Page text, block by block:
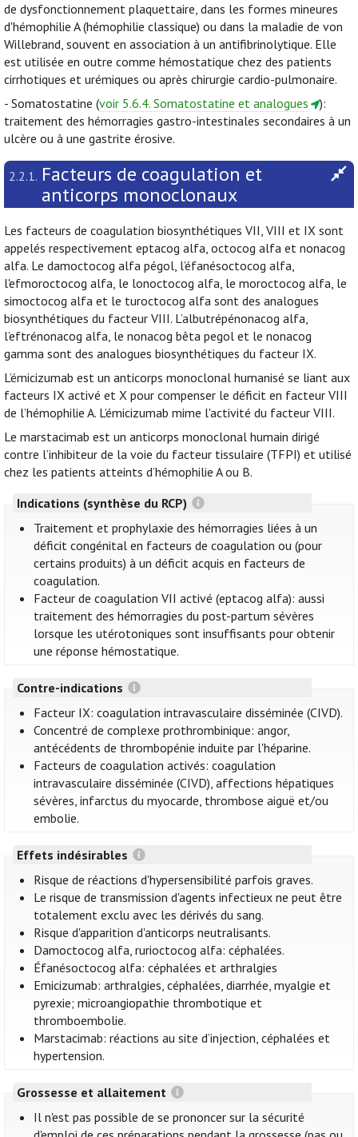
de dysfonctionnement plaquettaire, dans les formes mineures
d'hémophilie A (hémophilie classique) ou dans la maladie de von
Willebrand, souvent en association à un antifibrinolytique. Elle
est utilisée en outre comme hémostatique chez des patients
cirrhotiques et urémiques ou après chirurgie cardio-pulmonaire.
- Somatostatine (voir 5.6.4. Somatostatine et analogues
):
traitement des hémorragies gastro-intestinales secondaires à un
ulcère ou à une gastrite érosive.
2.2.1. Facteurs de coagulation et
anticorps monoclonaux
Les facteurs de coagulation biosynthétiques VII, VIII et IX sont
appelés respectivement eptacog alfa, octocog alfa et nonacog
alfa. Le damoctocog alfa pégol, l’éfanésoctocog alfa,
l'efmoroctocog alfa, le lonoctocog alfa, le moroctocog alfa, le
simoctocog alfa et le turoctocog alfa sont des analogues
biosynthétiques du facteur VIII. L’albutrépénonacog alfa,
l’eftrénonacog alfa, le nonacog bêta pegol et le nonacog
gamma sont des analogues biosynthétiques du facteur IX.
L’émicizumab est un anticorps monoclonal humanisé se liant aux
facteurs IX activé et X pour compenser le déficit en facteur VIII
de l’hémophilie A. L’émicizumab mime l'activité du facteur VIII.
Le marstacimab est un anticorps monoclonal humain dirigé
contre l’inhibiteur de la voie du facteur tissulaire (TFPI) et utilisé
chez les patients atteints d’hémophilie A ou B.
Indications (synthèse du RCP)
Traitement et prophylaxie des hémorragies liées à un
déficit congénital en facteurs de coagulation ou (pour
certains produits) à un déficit acquis en facteurs de
coagulation.
Facteur de coagulation VII activé (eptacog alfa): aussi
traitement des hémorragies du post-partum sévères
lorsque les utérotoniques sont insuffisants pour obtenir
une réponse hémostatique.
Contre-indications
Facteur IX: coagulation intravasculaire disséminée (CIVD).
Concentré de complexe prothrombinique: angor,
antécédents de thrombopénie induite par l'héparine.
Facteurs de coagulation activés: coagulation
intravasculaire disséminée (CIVD), affections hépatiques
sévères, infarctus du myocarde, thrombose aiguë et/ou
embolie.
Effets indésirables
Risque de réactions d'hypersensibilité parfois graves.
Le risque de transmission d'agents infectieux ne peut être
totalement exclu avec les dérivés du sang.
Risque d'apparition d'anticorps neutralisants.
Damoctocog alfa, rurioctocog alfa: céphalées.
Éfanésoctocog alfa: céphalées et arthralgies
Emicizumab: arthralgies, céphalées, diarrhée, myalgie et
pyrexie; microangiopathie thrombotique et
thromboembolie.
Marstacimab: réactions au site d’injection, céphalées et
hypertension.
Grossesse et allaitement
Il n'est pas possible de se prononcer sur la sécurité